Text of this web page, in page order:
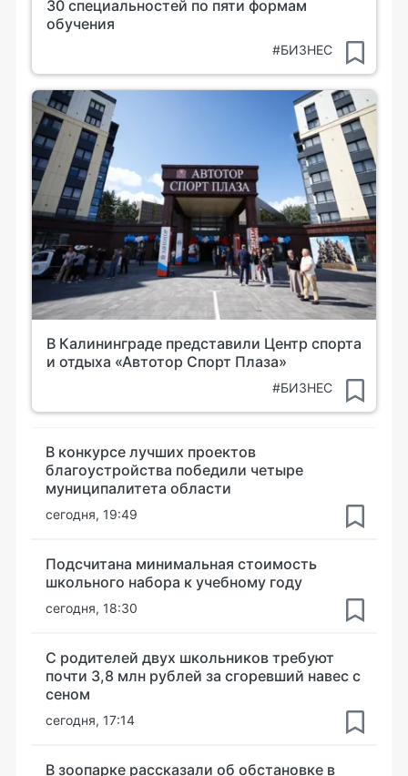
30 специальностей по пяти формам
обучения
#БИЗНЕС
В Калининграде представили Центр спорта
и отдыха «Автотор Спорт Плаза»
#БИЗНЕС
В конкурсе лучших проектов
благоустройства победили четыре
муниципалитета области
сегодня, 19:49
Подсчитана минимальная стоимость
школьного набора к учебному году
сегодня, 18:30
С родителей двух школьников требуют
почти 3,8 млн рублей за сгоревший навес с
сеном
сегодня, 17:14
В зоопарке рассказали об обстановке в